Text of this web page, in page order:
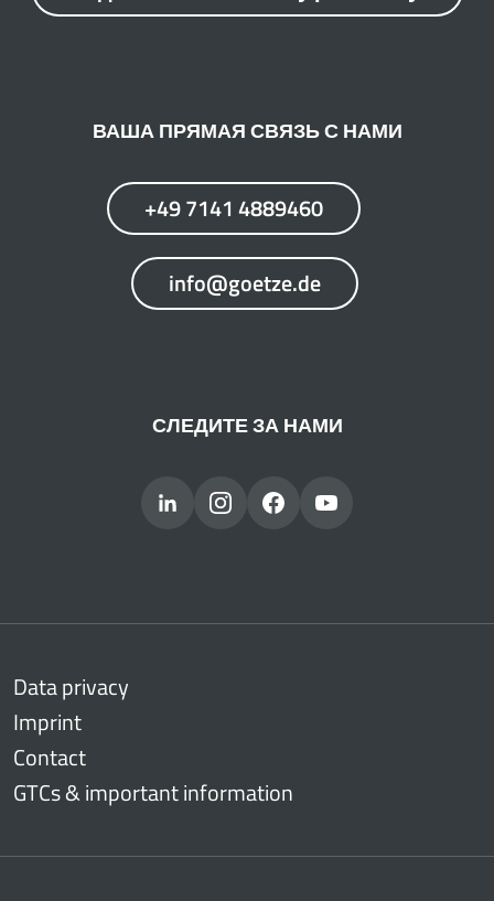
ВАША ПРЯМАЯ СВЯЗЬ С НАМИ
+49 7141 4889460
info@goetze.de
СЛЕДИТЕ ЗА НАМИ
Data privacy
Imprint
Contact
GTCs & important information